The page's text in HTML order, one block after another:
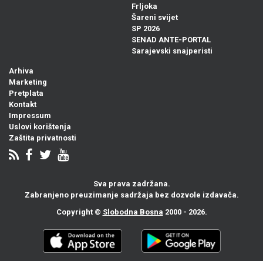
Frljoka
Šareni svijet
SP 2026
SENAD ANTE-PORTAL
Sarajevski snajperisti
Arhiva
Marketing
Pretplata
Kontakt
Impressum
Uslovi korištenja
Zaštita privatnosti
Sva prava zadržana.
Zabranjeno preuzimanje sadržaja bez dozvole izdavača.
Copyright © Slobodna Bosna 2000 - 2026.